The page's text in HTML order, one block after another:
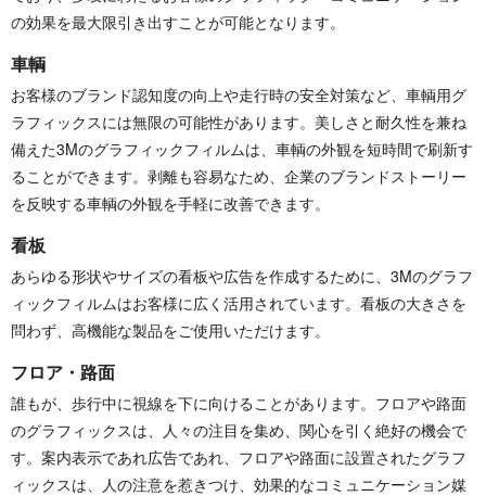
の効果を最大限引き出すことが可能となります。
車輌
お客様のブランド認知度の向上や走行時の安全対策など、車輌用グ
ラフィックスには無限の可能性があります。美しさと耐久性を兼ね
備えた3Mのグラフィックフィルムは、車輌の外観を短時間で刷新す
ることができます。剥離も容易なため、企業のブランドストーリー
を反映する車輌の外観を手軽に改善できます。
看板
あらゆる形状やサイズの看板や広告を作成するために、3Mのグラフ
ィックフィルムはお客様に広く活用されています。看板の大きさを
問わず、高機能な製品をご使用いただけます。
フロア・路面
誰もが、歩行中に視線を下に向けることがあります。フロアや路面
のグラフィックスは、人々の注目を集め、関心を引く絶好の機会で
す。案内表示であれ広告であれ、フロアや路面に設置されたグラフ
ィックスは、人の注意を惹きつけ、効果的なコミュニケーション媒